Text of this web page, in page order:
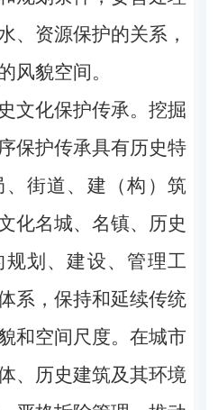
、资源保护的关系，
风貌空间。
文化保护传承。挖掘
保护传承具有历史特
街道、建（构）筑
化名城、名镇、历史
划、建设、管理工
系，保持和延续传统
和空间尺度。在城市
、历史建筑及其环境